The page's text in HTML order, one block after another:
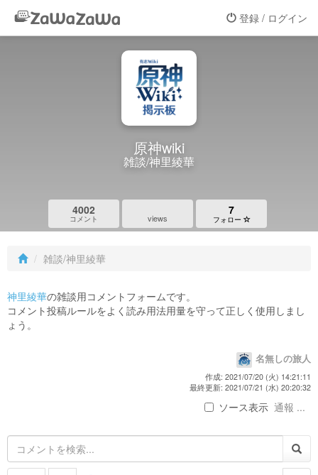
登録 / ログイン
原神wiki
雑談/神里綾華
4002
コメント views
7
フォロー
雑談/神里綾華
神里綾華の雑談用コメントフォームです。
コメント投稿ルールをよく読み用法用量を守って正しく使用しまし
ょう。
名無しの旅人
作成: 2021/07/20 (火) 14:21:11
最終更新: 2021/07/21 (水) 20:20:32
ソース表示 通報 ...